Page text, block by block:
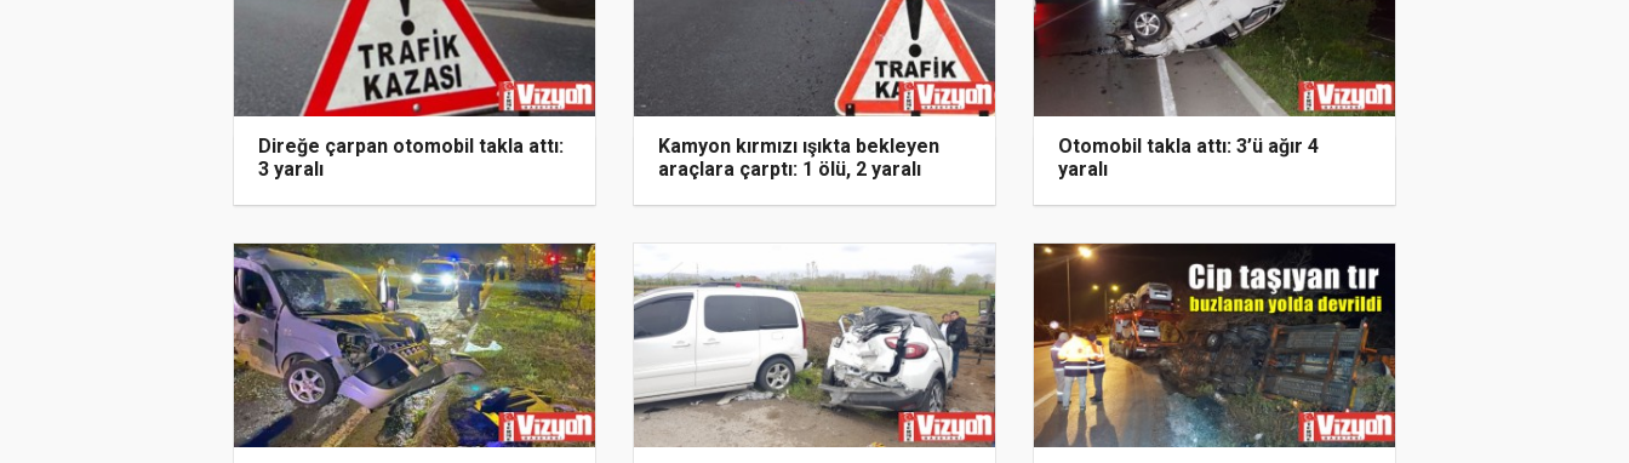
Direğe çarpan otomobil takla attı:
3 yaralı
Kamyon kırmızı ışıkta bekleyen
araçlara çarptı: 1 ölü, 2 yaralı
Otomobil takla attı: 3’ü ağır 4
yaralı